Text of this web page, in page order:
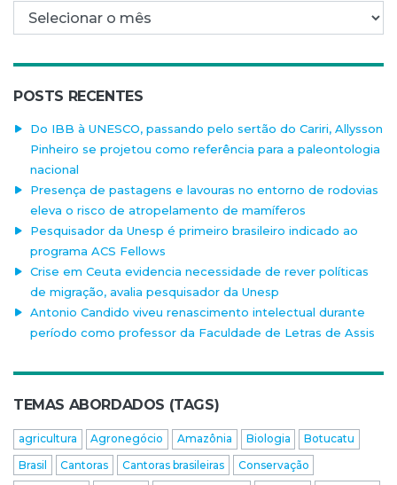
Arquivo mensal
POSTS RECENTES
Do IBB à UNESCO, passando pelo sertão do Cariri, Allysson
Pinheiro se projetou como referência para a paleontologia
nacional
Presença de pastagens e lavouras no entorno de rodovias
eleva o risco de atropelamento de mamíferos
Pesquisador da Unesp é primeiro brasileiro indicado ao
programa ACS Fellows
Crise em Ceuta evidencia necessidade de rever políticas
de migração, avalia pesquisador da Unesp
Antonio Candido viveu renascimento intelectual durante
período como professor da Faculdade de Letras de Assis
TEMAS ABORDADOS (TAGS)
agricultura Agronegócio Amazônia Biologia
Botucatu
Brasil
Cantoras Cantoras brasileiras
Conservação